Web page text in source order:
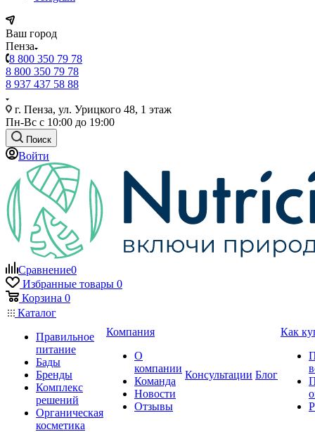
Ваш город
Пенза
8 800 350 79 78
8 800 350 79 78
8 937 437 58 88
г. Пенза, ул. Урицкого 48, 1 этаж
Пн-Вс с 10:00 до 19:00
Поиск
Войти
Сравнение0
Избранные товары 0
Корзина 0
Каталог
Правильное
питание
Бады
Бренды
Комплекс
решений
Органическая
косметика
Компания
О
компании
Команда
Новости
Отзывы
Консультации Блог
Как